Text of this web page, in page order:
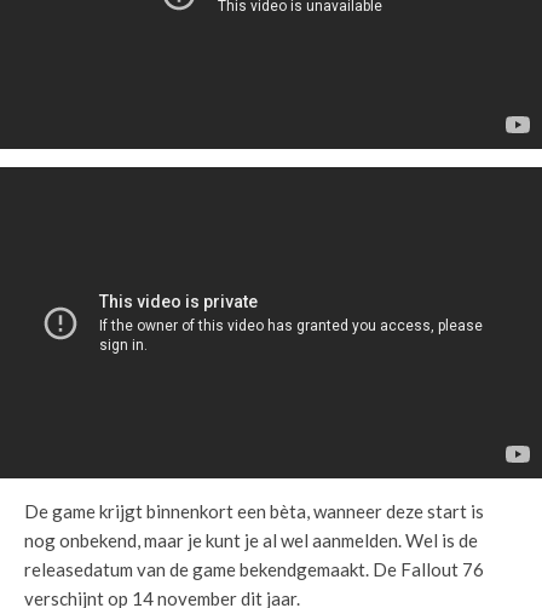
De game krijgt binnenkort een bèta, wanneer deze start is
nog onbekend, maar je kunt je al wel aanmelden. Wel is de
releasedatum van de game bekendgemaakt. De Fallout 76
verschijnt op 14 november dit jaar.